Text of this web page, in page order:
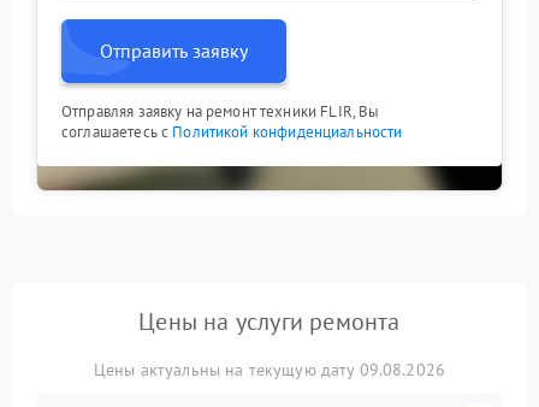
Отправить заявку
Отправляя заявку на ремонт техники FLIR, Вы
соглашаетесь с Политикой конфиденциальности
Цены на услуги ремонта
Цены актуальны на текущую дату 09.08.2026